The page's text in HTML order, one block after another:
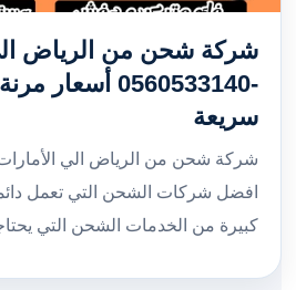
شركة شحن من الرياض
-0560533140
سريعة
شركة شحن من الرياض الي
افضل شركات الشحن التي تعمل
كبيرة من الخدمات الشحن التي